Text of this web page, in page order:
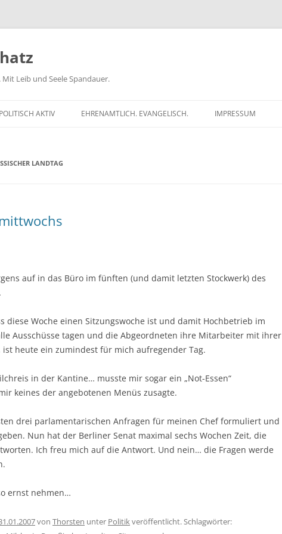
Leib und Seele Spandauer.
POLITISCH AKTIV
SCHRIFTLICHE ANFRAGEN
EHRENAMTLICH. EVANGELISCH. IMPRESSUM
LANDTAG
auf in das Büro im fünften (und damit letzten Stockwerk) des
diese Woche einen Sitzungswoche ist und damit Hochbetrieb im
Ausschüsse tagen und die Abgeordneten ihre Mitarbeiter mit ihrer
heute ein zumindest für mich aufregender Tag.
in der Kantine… musste mir sogar ein „Not-Essen“
keines der angebotenen Menüs zusagte.
drei parlamentarischen Anfragen für meinen Chef formuliert und
Nun hat der Berliner Senat maximal sechs Wochen Zeit, die
Ich freu mich auf die Antwort. Und nein… die Fragen werde
ernst nehmen…
von Thorsten unter Politikveröffentlicht. Schlagwörter: